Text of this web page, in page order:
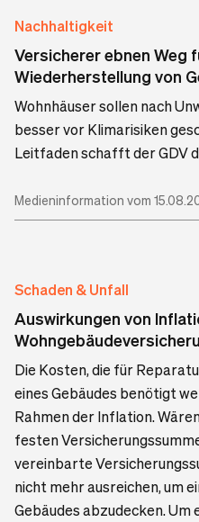
Nachhaltigkeit
Versicherer ebnen Weg
Wiederherstellung von
Wohnhäuser sollen nach
besser vor Klimarisiken
Leitfaden schafft der GDV
Medieninformation vom
Schaden & Unfall
Auswirkungen von
Die Kosten, die für
eines Gebäudes benötigt
Rahmen der Inflation.
festen
vereinbarte
nicht mehr ausreichen, um
Gebäudes abzudecken. Um